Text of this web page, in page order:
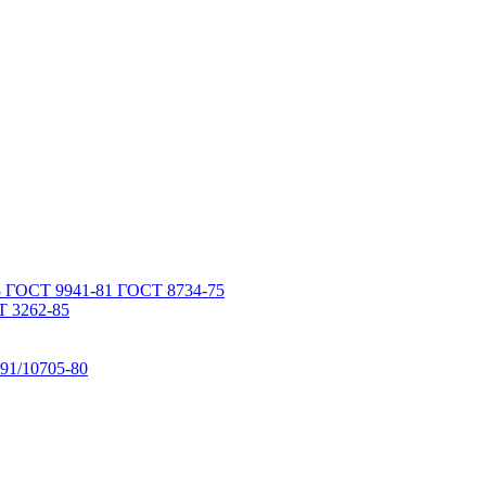
9941-81 ГОСТ 8734-75
3262-85
10705-80